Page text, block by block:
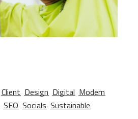
Client Design Digital Modern
SEO Socials Sustainable